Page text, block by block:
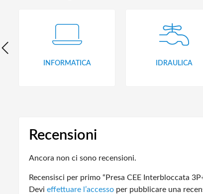
INFORMATICA IDRAULICA
Recensioni
Ancora non ci sono recensioni.
Recensisci per primo “Presa CEE Interbloccata
Devi effettuare l’accesso per pubblicare una